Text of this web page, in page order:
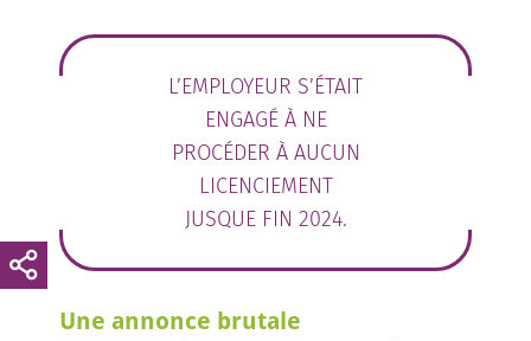
L’EMPLOYEUR S’ÉTAIT
ENGAGÉ À NE
PROCÉDER À AUCUN
LICENCIEMENT
JUSQUE FIN 2024.
Une annonce brutale